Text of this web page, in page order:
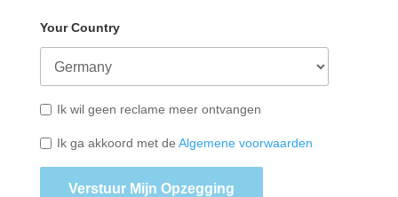
Your Country
Ik wil geen reclame meer ontvangen
Ik ga akkoord met de Algemene voorwaarden
Verstuur Mijn Opzegging